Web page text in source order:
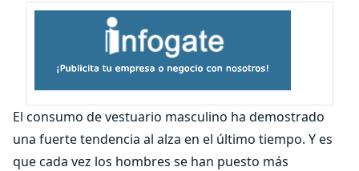
El consumo de vestuario masculino ha demostrado
una fuerte tendencia al alza en el último tiempo. Y es
que cada vez los hombres se han puesto más